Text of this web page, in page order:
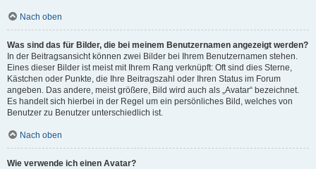
Nach oben
Was sind das für Bilder, die bei meinem Benutzernamen angezeigt werden?
In der Beitragsansicht können zwei Bilder bei Ihrem Benutzernamen stehen.
Eines dieser Bilder ist meist mit Ihrem Rang verknüpft: Oft sind dies Sterne,
Kästchen oder Punkte, die Ihre Beitragszahl oder Ihren Status im Forum
angeben. Das andere, meist größere, Bild wird auch als „Avatar“ bezeichnet.
Es handelt sich hierbei in der Regel um ein persönliches Bild, welches von
Benutzer zu Benutzer unterschiedlich ist.
Nach oben
Wie verwende ich einen Avatar?